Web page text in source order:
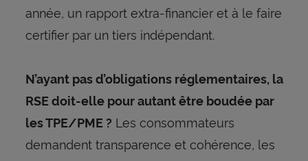
année, un rapport extra-financier et à le faire
certifier par un tiers indépendant.
N’ayant pas d’obligations réglementaires, la
RSE doit-elle pour autant être boudée par
les TPE/PME ? Les consommateurs
demandent transparence et cohérence, les